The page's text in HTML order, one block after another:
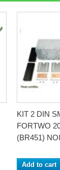
KIT 2 DIN
FORTWO
(BR451)
Add to cart